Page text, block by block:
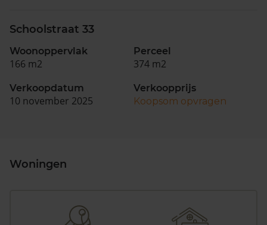
Schoolstraat 33
Woonoppervlak
166 m2
Perceel
374 m2
Verkoopdatum
10 november 2025
Verkoopprijs
Koopsom opvragen
Woningen